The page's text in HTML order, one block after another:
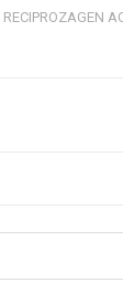
RECIPROZAGEN